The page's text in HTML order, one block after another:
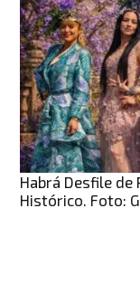
Habrá Desfile
Histórico. Foto: